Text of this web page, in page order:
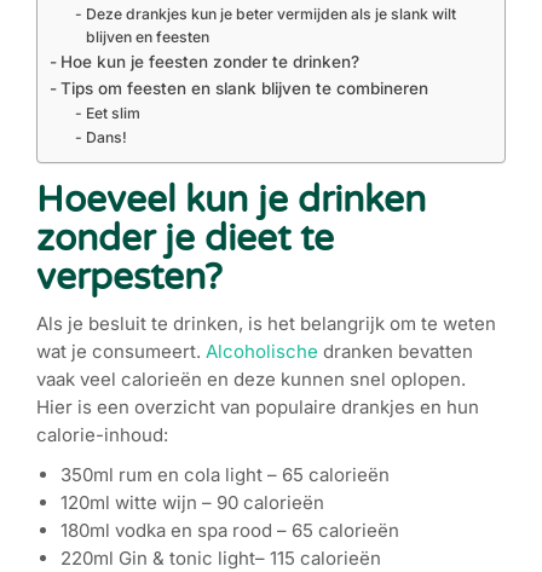
Deze drankjes kun je beter vermijden als je slank wilt
blijven en feesten
Hoe kun je feesten zonder te drinken?
Tips om feesten en slank blijven te combineren
Eet slim
Dans!
Hoeveel kun je drinken
zonder je dieet te
verpesten?
Als je besluit te drinken, is het belangrijk om te weten
wat je consumeert. Alcoholische dranken bevatten
vaak veel calorieën en deze kunnen snel oplopen.
Hier is een overzicht van populaire drankjes en hun
calorie-inhoud:
350ml rum en cola light – 65 calorieën
120ml witte wijn – 90 calorieën
180ml vodka en spa rood – 65 calorieën
220ml Gin & tonic light– 115 calorieën